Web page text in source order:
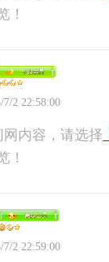
！
7/2 22:58:00
内容，请选择
！
7/2 22:59:00